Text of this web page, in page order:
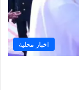
اخبار محلية